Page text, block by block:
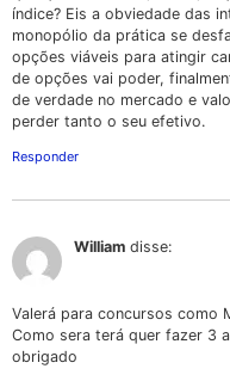
índice? Eis a obviedade das
monopólio da prática se
opções viáveis para atingir
de opções vai poder,
de verdade no mercado e
perder tanto o seu efetivo.
Responder
William disse:
Valerá para concursos como
Como sera terá quer fazer 3
obrigado